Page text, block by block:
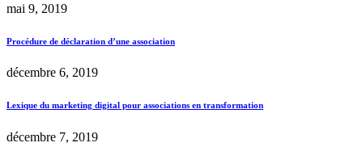
mai 9, 2019
Procédure de déclaration d’une association
décembre 6, 2019
Lexique du marketing digital pour associations en transformation
décembre 7, 2019